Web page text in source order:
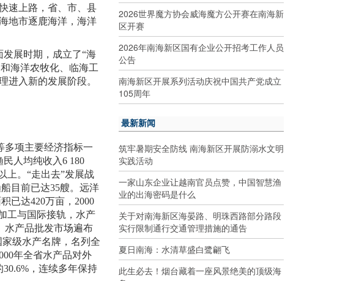
速上路，省、市、县
地市逐鹿海洋，海洋
展时期，成立了“海
海洋农牧化、临海工
进入新的发展阶段。
多项主要经济指标一
民人均纯收入6 180
以上。“走出去”发展战
目前已达35艘。远洋
已达420万亩， 2000
工与国际接轨，水产
水产品批发市场遍布
级水产名牌，名列全
年全省水产品对外
30.6% ，连续多年保持
2026世界魔方协会威海魔方公开赛在南海新
区开赛
2026年南海新区国有企业公开招考工作人员
公告
南海新区开展系列活动庆祝中国共产党成立
105周年
最新新闻
筑牢暑期安全防线 南海新区开展防溺水文明
实践活动
一家山东企业让越南官员点赞，中国智慧渔
业的出海密码是什么
关于对南海新区海晏路、明珠西路部分路段
实行限制通行交通管理措施的通告
夏日南海：水清草盛白鹭翩飞
此生必去！烟台藏着一座风景绝美的顶级海